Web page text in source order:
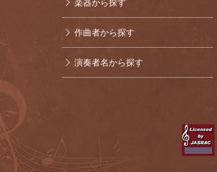
楽器から探す
作曲者から探す
演奏者名から探す